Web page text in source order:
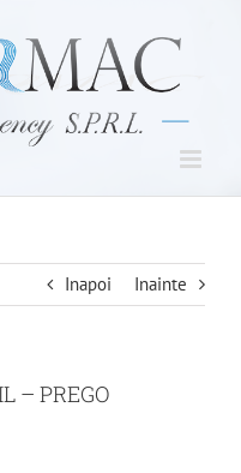
Inapoi Inainte
– PREGO